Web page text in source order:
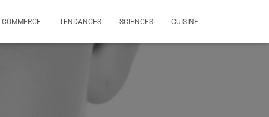
COMMERCE TENDANCES SCIENCES CUISINE